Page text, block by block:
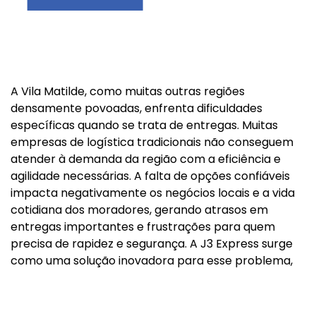
A Vila Matilde, como muitas outras regiões
densamente povoadas, enfrenta dificuldades
específicas quando se trata de entregas. Muitas
empresas de logística tradicionais não conseguem
atender à demanda da região com a eficiência e
agilidade necessárias. A falta de opções confiáveis
impacta negativamente os negócios locais e a vida
cotidiana dos moradores, gerando atrasos em
entregas importantes e frustrações para quem
precisa de rapidez e segurança. A J3 Express surge
como uma solução inovadora para esse problema,